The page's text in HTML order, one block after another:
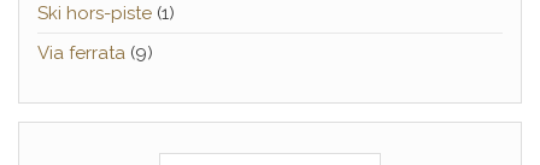
Ski hors-piste (1)
Via ferrata (9)